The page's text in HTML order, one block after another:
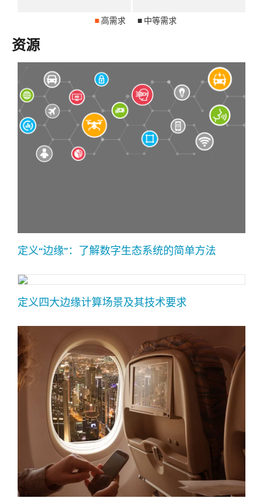
■高需求 ■ 中等需求
资源
定义“边缘”：了解数字生态系统的简单方法
定义四大边缘计算场景及其技术要求